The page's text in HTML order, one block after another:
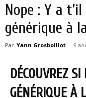
Nope : Y a
générique à
Par Yann Grosboillot - 9
DÉCOUVREZ
GÉNÉRIQUE À